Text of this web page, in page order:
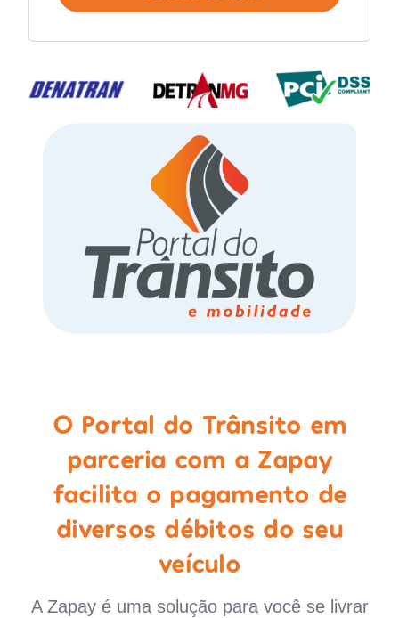
O Portal do Trânsito em
parceria com a Zapay
facilita o pagamento de
diversos débitos do seu
veículo
A Zapay é uma solução para você se livrar